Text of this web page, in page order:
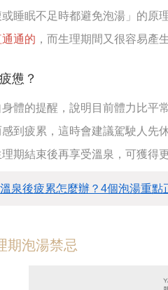
睡眠不足時都避免泡湯」的原
通的 ，而生理期間又很容易產
憊？
體的提醒，說明目前體力比平
到疲累，這時會建議駕駛人先
期結束後再享受溫泉，可獲得
泉後疲累怎麼辦？4個泡湯重點
期泡湯禁忌